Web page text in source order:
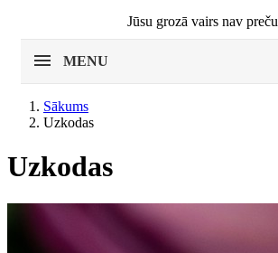
Jūsu grozā vairs nav preču
MENU
Sākums
Uzkodas
ES lauksaimniecība?
Uzkodas